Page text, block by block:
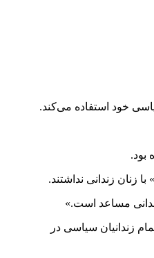
خود استفاده می‌کند.
بود.
زنان زندانی نداشتند.
مساعد است.»
زندانیان سیاسی در